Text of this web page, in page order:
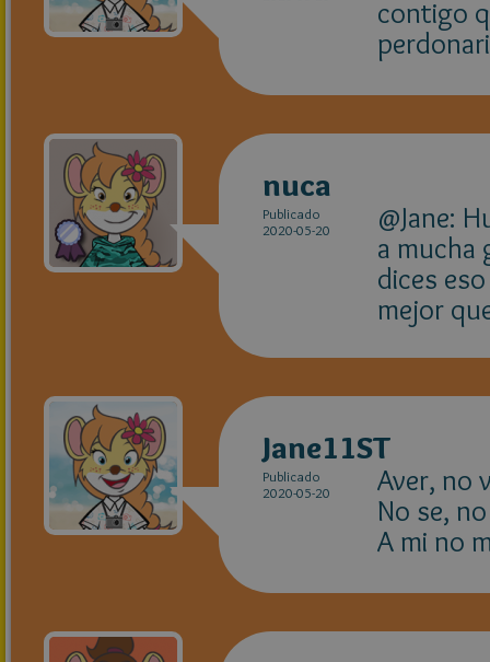
contigo
nuca
Publicado
2020-05-20
@Jane:
a mucha
dices
mejor
Jane11ST
Publicado
2020-05-20
Aver, no
No se,
A mi no